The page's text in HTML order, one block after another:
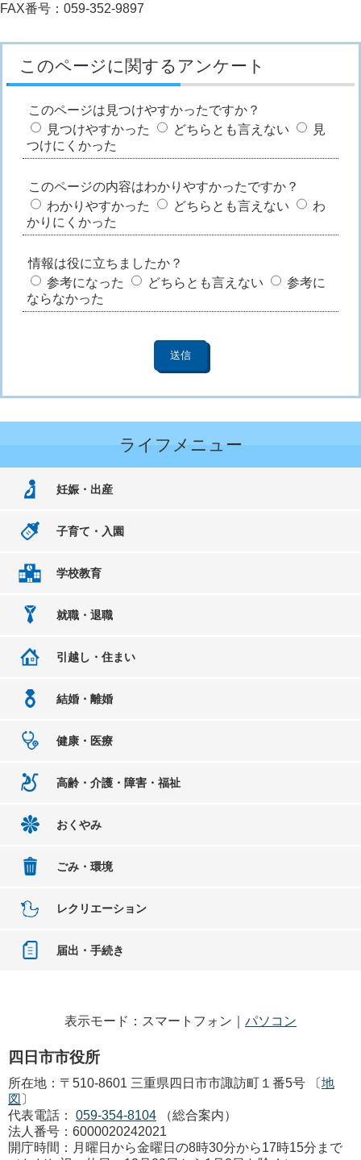
FAX番号：059-352-9897
このページに関するアンケート
このページは見つけやすかったですか？
見つけやすかった
どちらとも言えない
見
つけにくかった
このページの内容はわかりやすかったですか？
わかりやすかった
どちらとも言えない
わ
かりにくかった
情報は役に立ちましたか？
参考になった
どちらとも言えない
参考に
ならなかった
ライフメニュー
妊娠・出産
子育て・入園
学校教育
就職・退職
引越し・住まい
結婚・離婚
健康・医療
高齢・介護・障害・福祉
おくやみ
ごみ・環境
レクリエーション
届出・手続き
表示モード：スマートフォン｜ パソコン
四日市市役所
所在地：〒510-8601 三重県四日市市諏訪町１番5号 〔地
図 〕
代表電話：
059-354-8104
（総合案内）
法人番号：6000020242021
開庁時間：月曜日から金曜日の8時30分から17時15分まで